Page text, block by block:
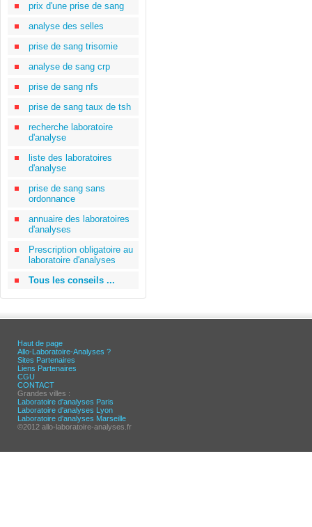
prix d'une prise de sang
analyse des selles
prise de sang trisomie
analyse de sang crp
prise de sang nfs
prise de sang taux de tsh
recherche laboratoire
d'analyse
liste des laboratoires
d'analyse
prise de sang sans
ordonnance
annuaire des laboratoires
d'analyses
Prescription obligatoire au
laboratoire d'analyses
Tous les conseils ...
Haut de page
Allo-Laboratoire-Analyses ?
Sites Partenaires
Liens Partenaires
CGU
CONTACT
Grandes villes :
Laboratoire d'analyses Paris
Laboratoire d'analyses Lyon
Laboratoire d'analyses Marseille
©2012 allo-laboratoire-analyses.fr